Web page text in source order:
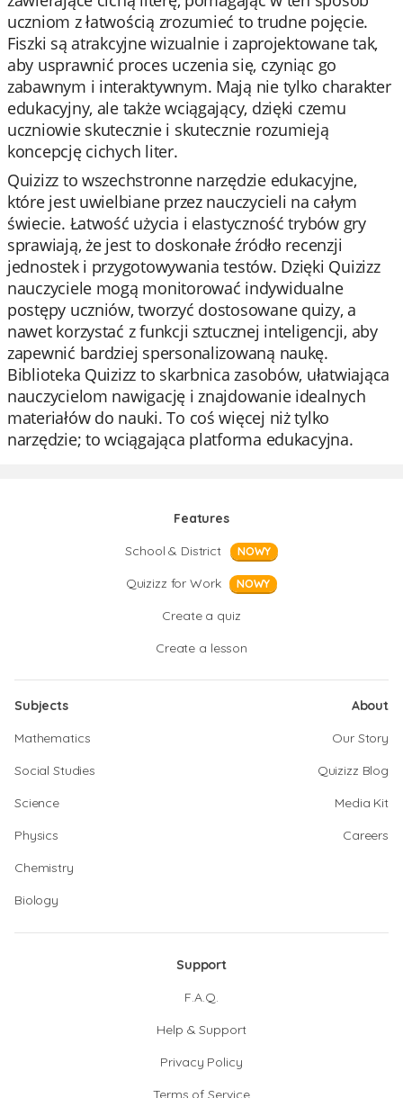
uczniom z łatwością zrozumieć to trudne pojęcie.
Fiszki są atrakcyjne wizualnie i zaprojektowane tak,
aby usprawnić proces uczenia się, czyniąc go
zabawnym i interaktywnym. Mają nie tylko charakter
edukacyjny, ale także wciągający, dzięki czemu
uczniowie skutecznie i skutecznie rozumieją
koncepcję cichych liter.
Quizizz to wszechstronne narzędzie edukacyjne,
które jest uwielbiane przez nauczycieli na całym
świecie. Łatwość użycia i elastyczność trybów gry
sprawiają, że jest to doskonałe źródło recenzji
jednostek i przygotowywania testów. Dzięki Quizizz
nauczyciele mogą monitorować indywidualne
postępy uczniów, tworzyć dostosowane quizy, a
nawet korzystać z funkcji sztucznej inteligencji, aby
zapewnić bardziej spersonalizowaną naukę.
Biblioteka Quizizz to skarbnica zasobów, ułatwiająca
nauczycielom nawigację i znajdowanie idealnych
materiałów do nauki. To coś więcej niż tylko
narzędzie; to wciągająca platforma edukacyjna.
Features
School & District
NOWY
Quizizz for Work NOWY
Create a quiz
Create a lesson
Subjects
Mathematics
Social Studies
Science
Physics
Chemistry
Biology
About
Our Story
Quizizz Blog
Media Kit
Careers
Support
F.A.Q.
Help & Support
Privacy Policy
Terms of Service